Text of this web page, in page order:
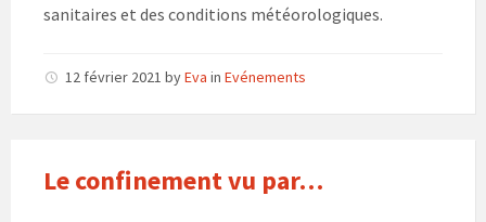
sanitaires et des conditions météorologiques.
12 février 2021 byEva in Evénements
Le confinement vu par…